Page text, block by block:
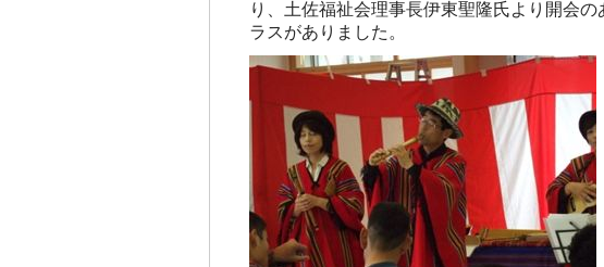
り、土佐福祉会理事長伊東聖隆氏より開会
ラスがありました。